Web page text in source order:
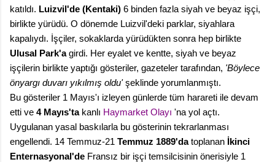
katıldı. Luizvil'de (Kentaki) 6 binden fazla siyah ve beyaz işçi,
birlikte yürüdü. O dönemde Luizvil'deki parklar, siyahlara
kapalıydı. İşçiler, sokaklarda yürüdükten sonra hep birlikte
Ulusal Park'agirdi. Her eyalet ve kentte, siyah ve beyaz
işçilerin birlikte yaptığı gösteriler, gazeteler tarafından, 'Böylece
önyargı duvarı yıkılmış oldu'şeklinde yorumlanmıştı.
Bu gösteriler 1 Mayıs'ı izleyen günlerde tüm harareti ile devam
etti ve 4 Mayıs'takanlı Haymarket Olayı 'na yol açtı.
Uygulanan yasal baskılarla bu gösterinin tekrarlanması
engellendi. 14 Temmuz-21 Temmuz 1889'datoplanan İkinci
Enternasyonal'de Fransız bir işçi temsilcisinin önerisiyle 1